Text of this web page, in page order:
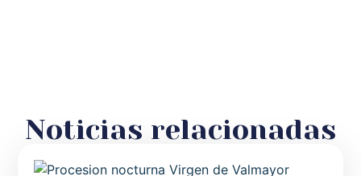
Noticias relacionadas